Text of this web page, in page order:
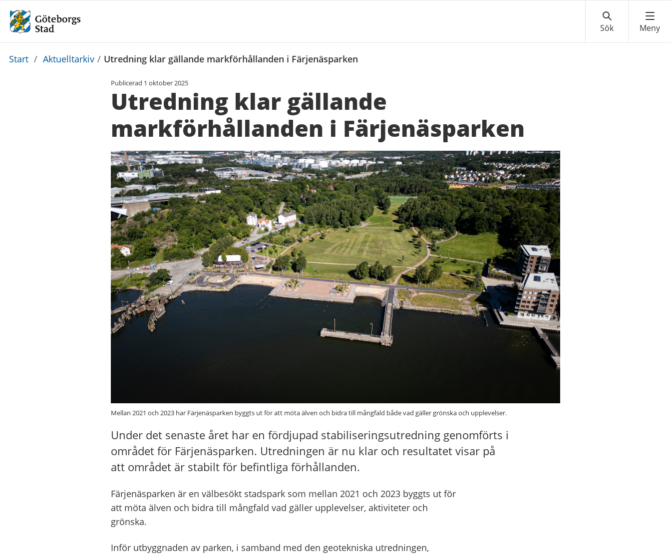
Du
Start / Aktuelltarkiv / Utredning klar gällande markförhållanden i Färjenäsparken
Publicerad 1 oktober 2025
Utredning klar gällande
markförhållanden i Färjenäsparken
Mellan 2021 och 2023 har Färjenäsparken byggts ut för att möta älven och bidra till mångfald både vad gäller grönska och upplevelser.
Under det senaste året har en fördjupad stabiliseringsutredning genomförts i
området för Färjenäsparken. Utredningen är nu klar och resultatet visar på
att området är stabilt för befintliga förhållanden.
Färjenäsparken är en välbesökt stadspark som mellan 2021 och 2023 byggts ut för
att möta älven och bidra till mångfald vad gäller upplevelser, aktiviteter och
grönska.
Inför utbyggnaden av parken, i samband med den geotekniska utredningen,